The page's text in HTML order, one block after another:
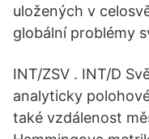
uložených v
globální problémy
INT/ZSV . INT/D
analyticky
také vzdálenost